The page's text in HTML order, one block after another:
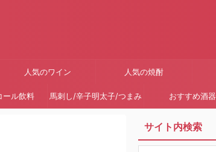
人気のワイン 人気の焼酎
ール飲料 馬刺し/辛子明太子/つまみ おすすめ酒器
サイト内検索